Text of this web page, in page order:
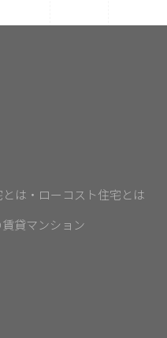
は・ローコスト住宅とは
貸マンション